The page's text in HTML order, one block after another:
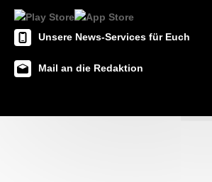
Unsere News-Services für Euch
Mail an die Redaktion